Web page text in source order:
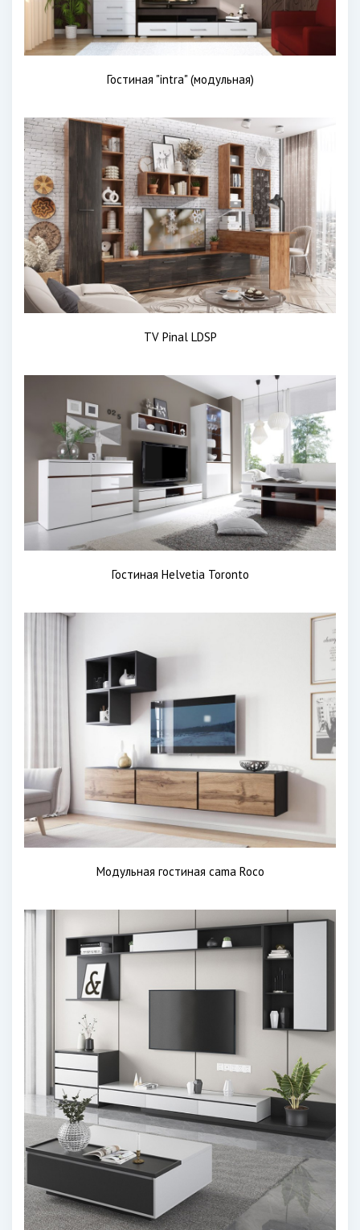
Гостиная "intra" (модульная)
TV Pinal LDSP
Гостиная Helvetia Toronto
Модульная гостиная cama Roco